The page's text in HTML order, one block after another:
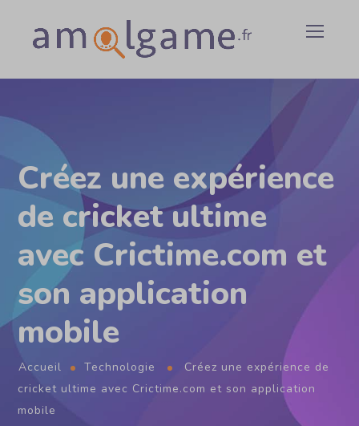
Créez une expérience
de cricket ultime
avec Crictime.com et
son application
mobile
Accueil Technologie
Créez une expérience de
cricket ultime avec Crictime.com et son application
mobile